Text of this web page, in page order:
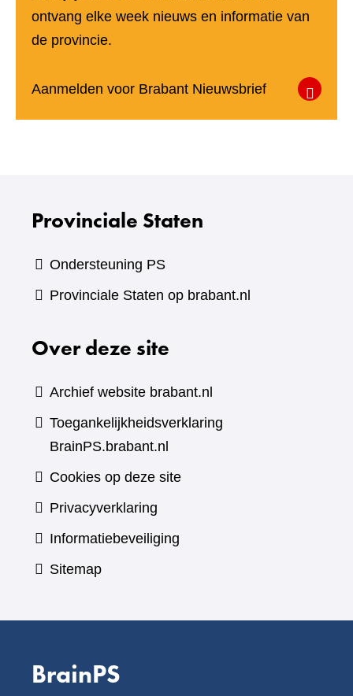
ontvang elke week nieuws en informatie van
de provincie.
Aanmelden voor Brabant Nieuwsbrief(verwijst
Provinciale Staten
Ondersteuning PS
Provinciale Staten op brabant.nl
Over deze site
Archief website brabant.nl
Toegankelijkheidsverklaring
BrainPS.brabant.nl
Cookies op deze site
Privacyverklaring
Informatiebeveiliging
Sitemap
BrainPS